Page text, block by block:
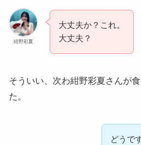
紺野彩夏
大丈夫か？これ。
大丈夫？
そういい、次わ紺野彩夏さんが
た。
どうで